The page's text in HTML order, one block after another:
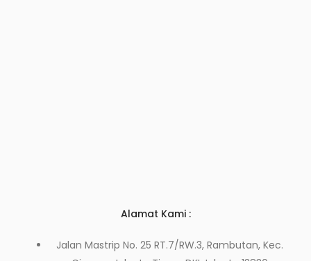
Alamat Kami :
Jalan Mastrip No. 25 RT.7/RW.3, Rambutan, Kec.